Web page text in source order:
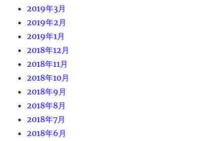
2019年3月
2019年2月
2019年1月
2018年12月
2018年11月
2018年10月
2018年9月
2018年8月
2018年7月
2018年6月